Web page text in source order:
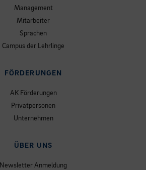
Management
Mitarbeiter
Sprachen
Campus der Lehrlinge
FÖRDERUNGEN
AK Förderungen
Privatpersonen
Unternehmen
ÜBER UNS
Newsletter Anmeldung